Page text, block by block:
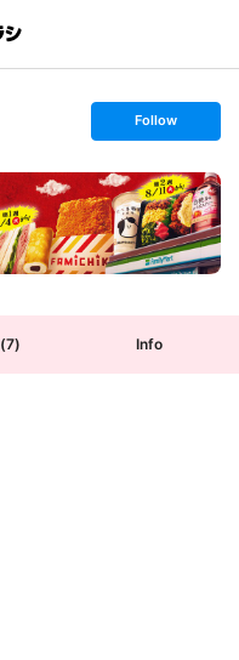
s
t
o
l
l
o
w
Follow
(7) Info